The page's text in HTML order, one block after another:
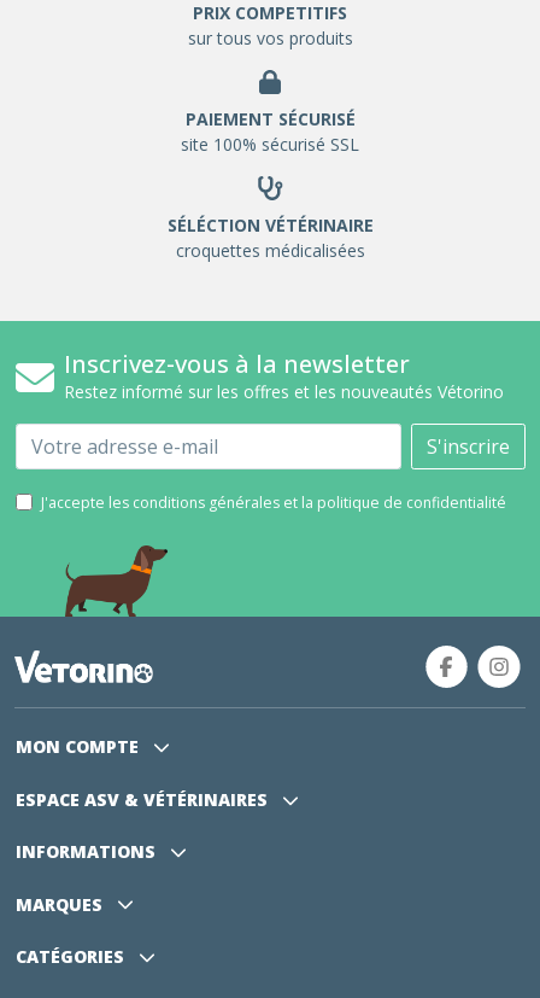
PRIX COMPETITIFS
sur tous vos produits
PAIEMENT SÉCURISÉ
site 100% sécurisé SSL
SÉLÉCTION VÉTÉRINAIRE
croquettes médicalisées
Inscrivez-vous à la newsletter
Restez informé sur les offres et les nouveautés Vétorino
Email S'inscrire
J'accepte les conditions générales et la politique de confidentialité
MON COMPTE
ESPACE ASV & VÉTÉRINAIRES
INFORMATIONS
MARQUES
CATÉGORIES